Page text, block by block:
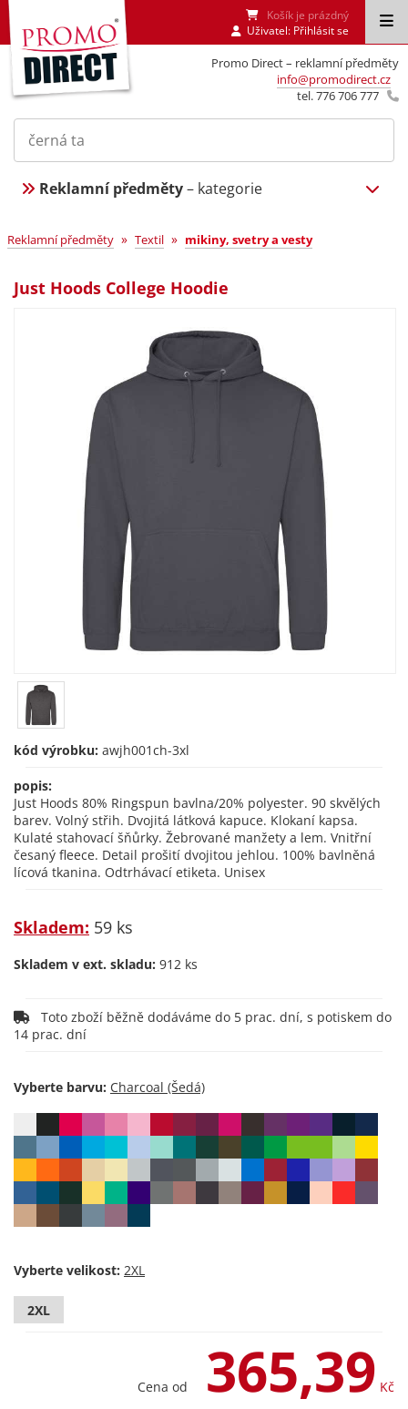
Promo Direct – reklamní předměty
info@promodirect.cz
tel. 776 706 777
Košík je prázdný
Uživatel: Přihlásit se
Reklamní předměty– kategorie
Reklamní předměty » Textil » mikiny, svetry a vesty
Just Hoods College Hoodie
kód výrobku: awjh001ch-3xl
popis:
Just Hoods 80% Ringspun bavlna/20% polyester. 90 skvělých
barev. Volný střih. Dvojitá látková kapuce. Klokaní kapsa.
Kulaté stahovací šňůrky. Žebrované manžety a lem. Vnitřní
česaný fleece. Detail prošití dvojitou jehlou. 100% bavlněná
lícová tkanina. Odtrhávací etiketa. Unisex
Skladem: 59 ks
Skladem v ext. skladu: 912 ks
14 prac. dní
Vyberte barvu:
Vyberte velikost:
2XL
Cena od 365,39 Kč